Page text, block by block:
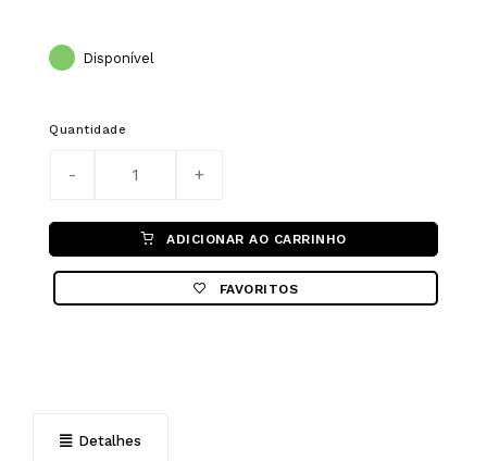
Disponível
Quantidade
ADICIONAR AO CARRINHO
FAVORITOS
Detalhes